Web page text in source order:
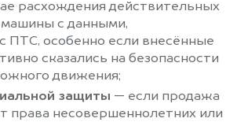
расхождения действительных
с данными,
ПТС, особенно если внесённые
сказались на безопасности
движения;
защиты — если продажа
права несовершеннолетних или